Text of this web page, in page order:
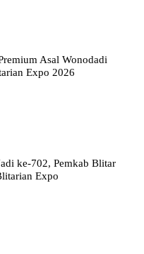
Asal Wonodadi
Expo 2026
ke-702, Pemkab Blitar
Expo